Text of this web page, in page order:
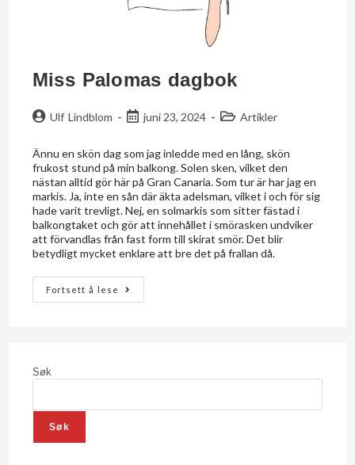
Miss Palomas dagbok
Ulf Lindblom juni 23, 2024 Artikler
Ännu en skön dag som jag inledde med en lång, skön
frukost stund på min balkong. Solen sken, vilket den
nästan alltid gör här på Gran Canaria. Som tur är har jag en
markis. Ja, inte en sån där äkta adelsman, vilket i och för sig
hade varit trevligt. Nej, en solmarkis som sitter fästad i
balkongtaket och gör att innehållet i smörasken undviker
att förvandlas från fast form till skirat smör. Det blir
betydligt mycket enklare att bre det på frallan då.
Fortsett å lese
Søk
Søk